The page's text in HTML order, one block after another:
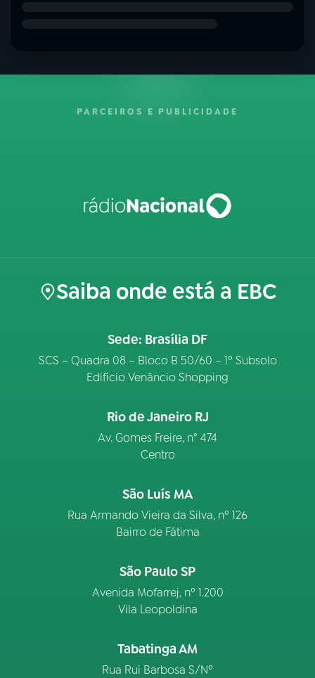
PARCEIROS E PUBLICIDADE
Saiba onde está a EBC
Sede: Brasília DF
SCS – Quadra 08 – Bloco B 50/60 – 1º Subsolo
Edifício Venâncio Shopping
Rio de Janeiro RJ
Av. Gomes Freire, n° 474
Centro
São Luís MA
Rua Armando Vieira da Silva, nº 126
Bairro de Fátima
São Paulo SP
Avenida Mofarrej, nº 1.200
Vila Leopoldina
Tabatinga AM
Rua Rui Barbosa S/Nº